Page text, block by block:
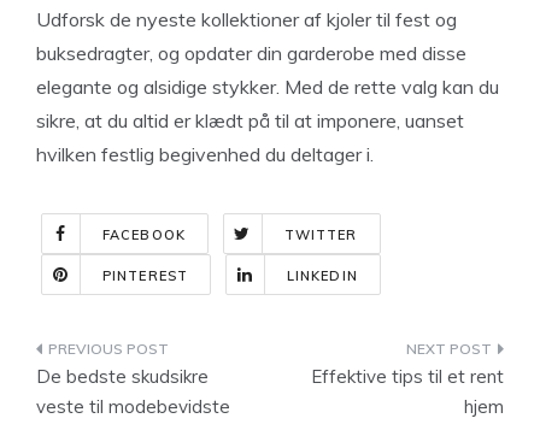
Udforsk de nyeste kollektioner af kjoler til fest og
buksedragter, og opdater din garderobe med disse
elegante og alsidige stykker. Med de rette valg kan du
sikre, at du altid er klædt på til at imponere, uanset
hvilken festlig begivenhed du deltager i.
FACEBOOK TWITTER
PINTEREST LINKEDIN
Indlægsnavigation
De bedste skudsikre
veste til modebevidste
Effektive tips til et rent
hjem